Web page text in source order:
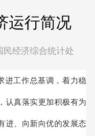
运行简况
民经济综合统计处
进工作总基调，着力稳
认真落实更加积极有为
进、向新向优的发展态